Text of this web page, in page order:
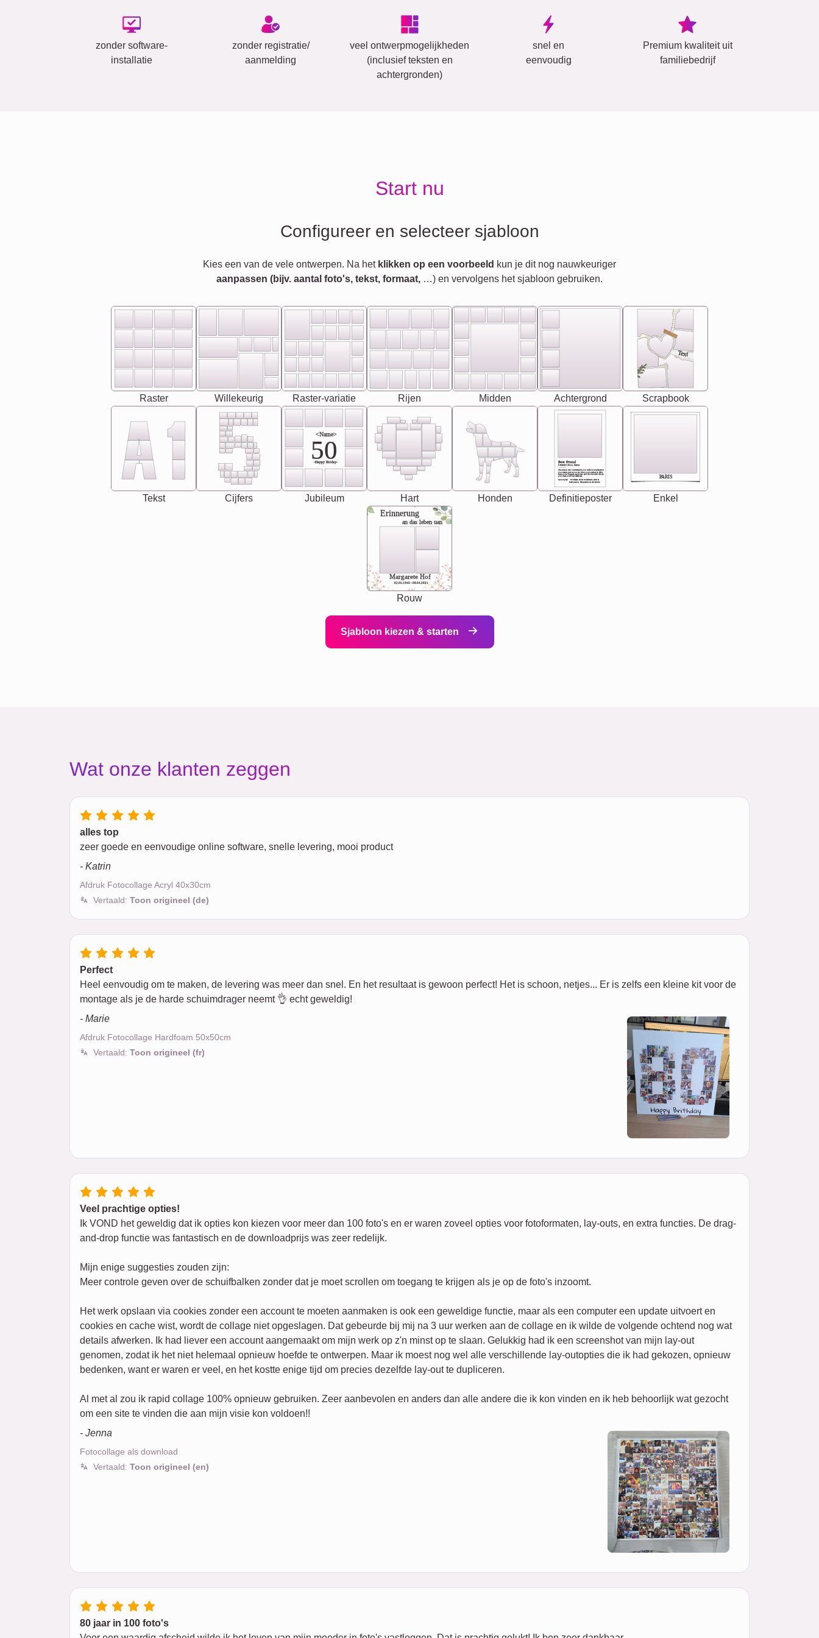
zonder software-
installatie
zonder registratie/
aanmelding
veel ontwerpmogelijkheden
(inclusief teksten en
achtergronden)
snel en
eenvoudig
Premium kwaliteit uit
familiebedrijf
Start nu
Configureer en selecteer sjabloon
Kies een van de vele ontwerpen. Na het klikken op een voorbeeld kun je dit nog nauwkeuriger
aanpassen (bijv. aantal foto's, tekst, formaat, …) en vervolgens het sjabloon gebruiken.
Raster Willekeurig Raster-variatie Rijen Midden Achtergrond
Text
Scrapbook
Tekst Cijfers
<Name>
50
-Happy Birday-
Jubileum Hart Honden
Best Friend
[<NAME>] Noun, feminie
Synonyms: Soulmate, closet confidante, sister at
heart person, life partner in adventure.
The person who understands you without explanation
you accepts just as you are. She's your partner in life's,
chaos your biggest supporter, and the one with whom
you share your best memories.
Definitieposter
PARIS
Enkel
Erinnerung
an das leben uan
Margarete Hof
02.05.1940 - 08.04.2021
Rouw
Sjabloon kiezen & starten
Wat onze klanten zeggen
alles top
zeer goede en eenvoudige online software, snelle levering, mooi product
- Katrin
Afdruk Fotocollage Acryl 40x30cm
Vertaald: Toon origineel (de)
Perfect
Heel eenvoudig om te maken, de levering was meer dan snel. En het resultaat is gewoon perfect! Het is schoon, netjes... Er is zelfs een kleine kit voor de
montage als je de harde schuimdrager neemt 👌 echt geweldig!
- Marie
Afdruk Fotocollage Hardfoam 50x50cm
Vertaald: Toon origineel (fr)
Veel prachtige opties!
Ik VOND het geweldig dat ik opties kon kiezen voor meer dan 100 foto's en er waren zoveel opties voor fotoformaten, lay-outs, en extra functies. De drag-
and-drop functie was fantastisch en de downloadprijs was zeer redelijk.
Mijn enige suggesties zouden zijn:
Meer controle geven over de schuifbalken zonder dat je moet scrollen om toegang te krijgen als je op de foto's inzoomt.
Het werk opslaan via cookies zonder een account te moeten aanmaken is ook een geweldige functie, maar als een computer een update uitvoert en
cookies en cache wist, wordt de collage niet opgeslagen. Dat gebeurde bij mij na 3 uur werken aan de collage en ik wilde de volgende ochtend nog wat
details afwerken. Ik had liever een account aangemaakt om mijn werk op z'n minst op te slaan. Gelukkig had ik een screenshot van mijn lay-out
genomen, zodat ik het niet helemaal opnieuw hoefde te ontwerpen. Maar ik moest nog wel alle verschillende lay-outopties die ik had gekozen, opnieuw
bedenken, want er waren er veel, en het kostte enige tijd om precies dezelfde lay-out te dupliceren.
Al met al zou ik rapid collage 100% opnieuw gebruiken. Zeer aanbevolen en anders dan alle andere die ik kon vinden en ik heb behoorlijk wat gezocht
om een site te vinden die aan mijn visie kon voldoen!!
- Jenna
Fotocollage als download
Vertaald: Toon origineel (en)
80 jaar in 100 foto's